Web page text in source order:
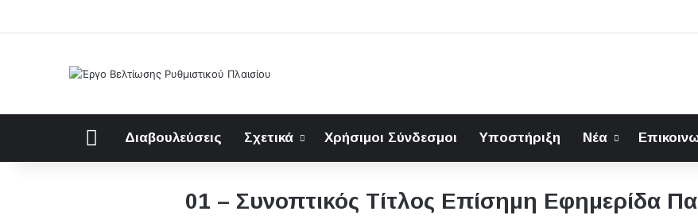
ΑρχικήΔιαβουλεύσεις Σχετικά Χρήσιμοι Σύνδεσμοι Υποστήριξη Νέα
01 – Συνοπτικός Τίτλος Επίσημη Εφημερίδα